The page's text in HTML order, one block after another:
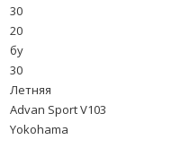
30
20
бу
30
Летняя
Advan Sport V103
Yokohama